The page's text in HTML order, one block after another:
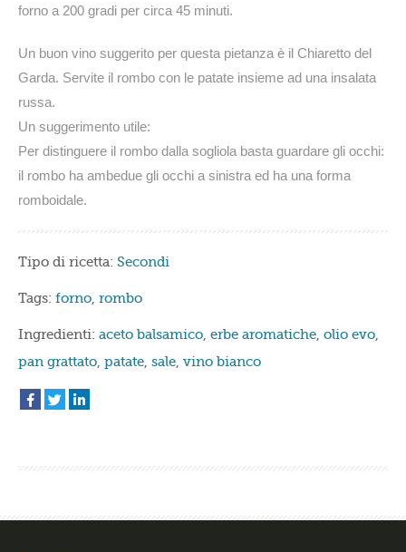
forno a 200 gradi per circa 45 minuti.
Un buon vino suggerito per questa pietanza è il Chiaretto del
Garda. Servite il rombo con le patate insieme ad una insalata
russa.
Un suggerimento utile:
Per distinguere il rombo dalla sogliola basta guardare gli occhi:
il rombo ha ambedue gli occhi a sinistra ed ha una forma
romboidale.
Tipo di ricetta: Secondi
Tags: forno, rombo
Ingredienti: aceto balsamico, erbe aromatiche, olio evo,
pan grattato, patate, sale, vino bianco